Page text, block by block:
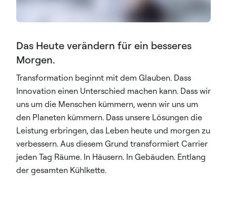
Das Heute verändern für ein besseres
Morgen.
Transformation beginnt mit dem Glauben. Dass
Innovation einen Unterschied machen kann. Dass wir
uns um die Menschen kümmern, wenn wir uns um
den Planeten kümmern. Dass unsere Lösungen die
Leistung erbringen, das Leben heute und morgen zu
verbessern. Aus diesem Grund transformiert Carrier
jeden Tag Räume. In Häusern. In Gebäuden. Entlang
der gesamten Kühlkette.